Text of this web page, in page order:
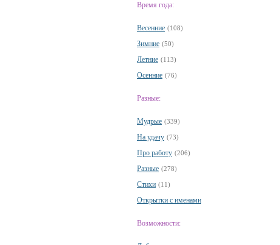
Время года:
Весенние (108)
Зимние (50)
Летние (113)
Осенние (76)
Разные:
Мудрые (339)
На удачу (73)
Про работу (206)
Разные (278)
Стихи (11)
Открытки с именами
Возможности: